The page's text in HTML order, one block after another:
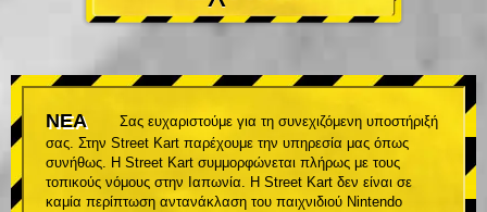
ΝΕΑ
Σας ευχαριστούμε για τη συνεχιζόμενη υποστήριξή
σας. Στην Street Kart παρέχουμε την υπηρεσία μας όπως
συνήθως. Η Street Kart συμμορφώνεται πλήρως με τους
τοπικούς νόμους στην Ιαπωνία. Η Street Kart δεν είναι σε
καμία περίπτωση αντανάκλαση του παιχνιδιού Nintendo